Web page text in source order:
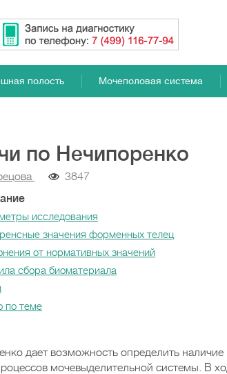
полость Мочеполовая система
по Нечипоренко
3847
исследования
значения форменных телец
от нормативных значений
сбора биоматериала
по теме
дает возможность определить наличие
мочевыделительной системы. В